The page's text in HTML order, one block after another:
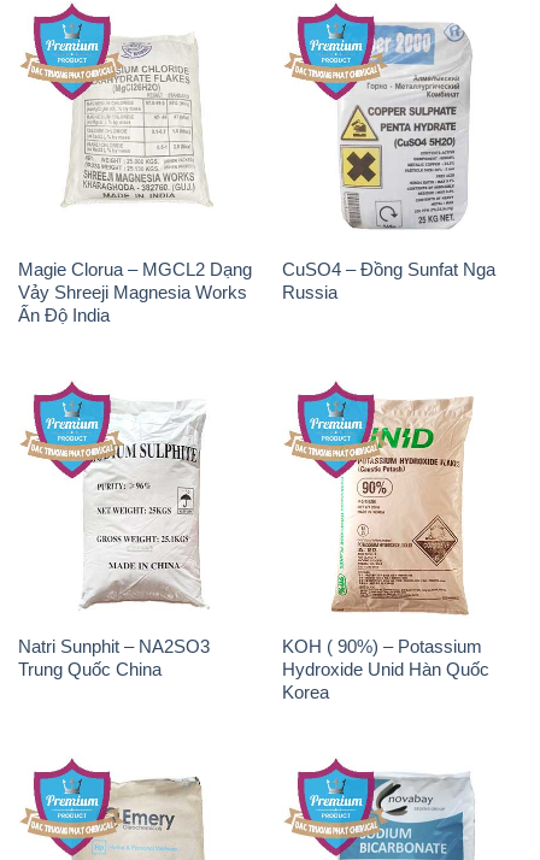
Magie Clorua – MGCL2 Dạng
Vảy Shreeji Magnesia Works
Ấn Độ India
CuSO4 – Đồng Sunfat Nga
Russia
Natri Sunphit – NA2SO3
Trung Quốc China
KOH ( 90%) – Potassium
Hydroxide Unid Hàn Quốc
Korea